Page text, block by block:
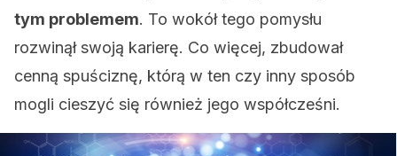
tym problemem. To wokół tego pomysłu
rozwinął swoją karierę. Co więcej, zbudował
cenną spuściznę, którą w ten czy inny sposób
mogli cieszyć się również jego współcześni.